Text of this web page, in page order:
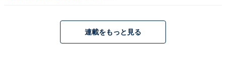
連載をもっと見る